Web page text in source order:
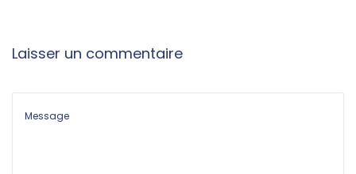
Laisser un commentaire